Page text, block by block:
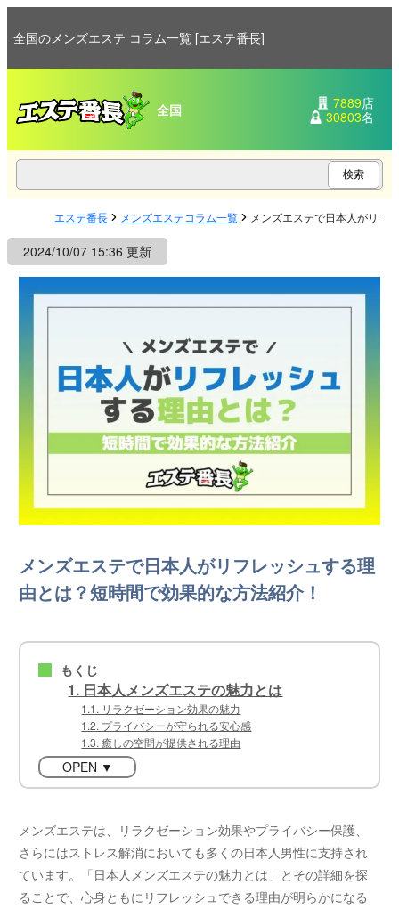
全国のメンズエステ コラム一覧 [エステ番長]
全国 7889店
30803名
エステ番長 メンズエステコラム一覧 メンズエステで日本人がリフ
2024/10/07 15:36 更新
メンズエステで日本人がリフレッシュする理
由とは？短時間で効果的な方法紹介！
■ もくじ
1. 日本人メンズエステの魅力とは
1.1. リラクゼーション効果の魅力
1.2. プライバシーが守られる安心感
1.3. 癒しの空間が提供される理由
OPEN ▼
メンズエステは、リラクゼーション効果やプライバシー保護、
さらにはストレス解消においても多くの日本人男性に支持され
ています。「日本人メンズエステの魅力とは」とその詳細を探
ることで、心身ともにリフレッシュできる理由が明らかになる